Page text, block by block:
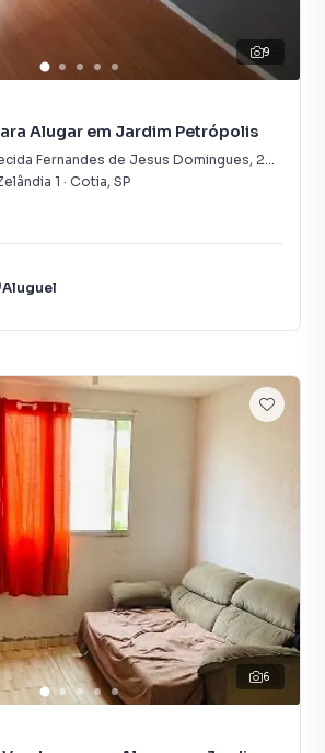
9
Alugar em Jardim Petrópolis
Fernandes de Jesus Domingues, 22
1 · Cotia, SP
Aluguel
6